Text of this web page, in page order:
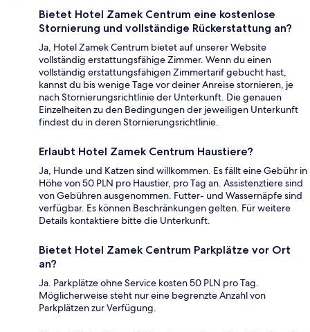
Bietet Hotel Zamek Centrum eine kostenlose
Stornierung und vollständige Rückerstattung an?
Ja, Hotel Zamek Centrum bietet auf unserer Website
vollständig erstattungsfähige Zimmer. Wenn du einen
vollständig erstattungsfähigen Zimmertarif gebucht hast,
kannst du bis wenige Tage vor deiner Anreise stornieren, je
nach Stornierungsrichtlinie der Unterkunft. Die genauen
Einzelheiten zu den Bedingungen der jeweiligen Unterkunft
findest du in deren Stornierungsrichtlinie.
Erlaubt Hotel Zamek Centrum Haustiere?
Ja, Hunde und Katzen sind willkommen. Es fällt eine Gebühr in
Höhe von 50 PLN pro Haustier, pro Tag an. Assistenztiere sind
von Gebühren ausgenommen. Futter- und Wassernäpfe sind
verfügbar. Es können Beschränkungen gelten. Für weitere
Details kontaktiere bitte die Unterkunft.
Bietet Hotel Zamek Centrum Parkplätze vor Ort
an?
Ja. Parkplätze ohne Service kosten 50 PLN pro Tag.
Möglicherweise steht nur eine begrenzte Anzahl von
Parkplätzen zur Verfügung.